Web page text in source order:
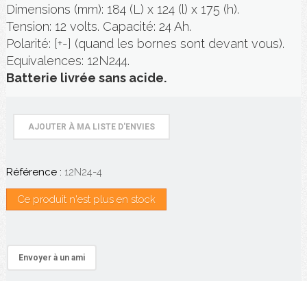
Dimensions (mm): 184 (L) x 124 (l) x 175 (h).
Tension: 12 volts. Capacité: 24 Ah.
Polarité: [+-] (quand les bornes sont devant vous).
Equivalences: 12N244.
Batterie livrée sans acide.
AJOUTER À MA LISTE D'ENVIES
Référence : 12N24-4
Ce produit n'est plus en stock
Envoyer à un ami